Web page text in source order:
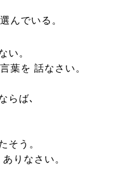
んでいる。
い。
葉を 話なさい。
らば､
そう。
りなさい。